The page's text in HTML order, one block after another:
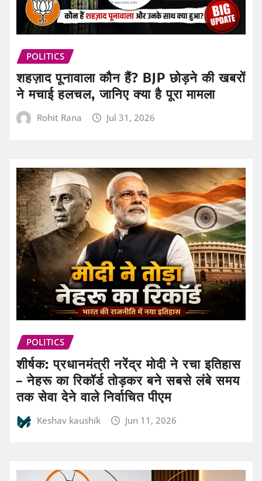
POLITICS
शहज़ाद पूनावाला कौन हैं? BJP छोड़ने की खबरों
ने मचाई हलचल, जानिए क्या है पूरा मामला
Rohit Rana Jul 31, 2026
POLITICS
शीर्षक: प्रधानमंत्री नरेंद्र मोदी ने रचा इतिहास
– नेहरू का रिकॉर्ड तोड़कर बने सबसे लंबे समय
तक सेवा देने वाले निर्वाचित पीएम
Keshav kaushik Jun 11, 2026